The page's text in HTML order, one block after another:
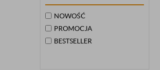
NOWOŚĆ
PROMOCJA
BESTSELLER